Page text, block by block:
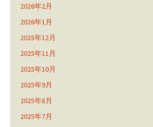
2026年2月
2026年1月
2025年12月
2025年11月
2025年10月
2025年9月
2025年8月
2025年7月